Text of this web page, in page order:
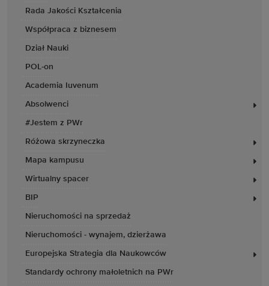
Rada Jakości Kształcenia
Współpraca z biznesem
Dział Nauki
POL-on
Academia Iuvenum
Absolwenci
#Jestem z PWr
Różowa skrzyneczka
Mapa kampusu
Wirtualny spacer
BIP
Nieruchomości na sprzedaż
Nieruchomości - wynajem, dzierżawa
Europejska Strategia dla Naukowców
Standardy ochrony małoletnich na PWr